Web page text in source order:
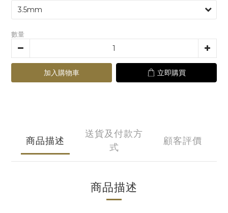
數量
加入購物車 立即購買
商品描述
送貨及付款方
式
顧客評價
商品描述